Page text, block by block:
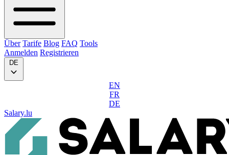
Über Tarife Blog FAQ Tools
Anmelden Registrieren
DE
EN
FR
DE
Salary.lu